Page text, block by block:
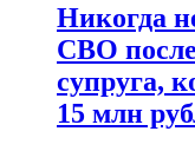
Никогда
СВО
супруга,
15 млн